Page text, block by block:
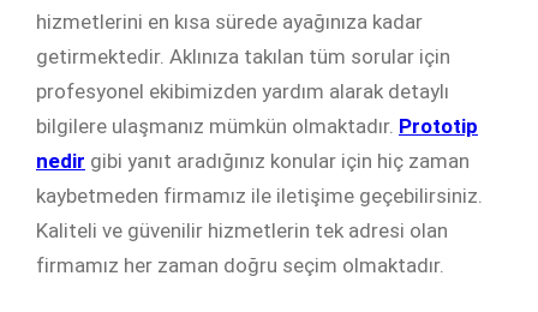
hizmetlerini en kısa sürede ayağınıza kadar
getirmektedir. Aklınıza takılan tüm sorular için
profesyonel ekibimizden yardım alarak detaylı
bilgilere ulaşmanız mümkün olmaktadır. Prototip
nedir gibi yanıt aradığınız konular için hiç zaman
kaybetmeden firmamız ile iletişime geçebilirsiniz.
Kaliteli ve güvenilir hizmetlerin tek adresi olan
firmamız her zaman doğru seçim olmaktadır.